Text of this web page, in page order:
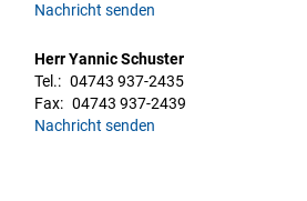
Nachricht senden
Herr Yannic Schuster
Tel.: 04743 937-2435
Fax: 04743 937-2439
Nachricht senden